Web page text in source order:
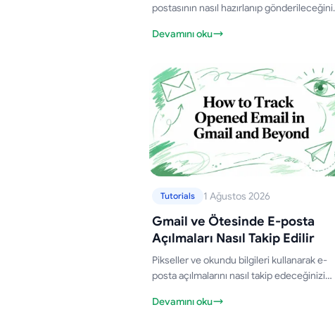
postasının nasıl hazırlanıp gönderileceğini
akışları dahildir.
Devamını oku
Tutorials 1 Ağustos 2026
Gmail ve Ötesinde E-posta
Açılmaları Nasıl Takip Edilir
Pikseller ve okundu bilgileri kullanarak e-
posta açılmalarını nasıl takip edeceğinizi
adım adım kurulum ve doğruluğu artırmaya
Devamını oku